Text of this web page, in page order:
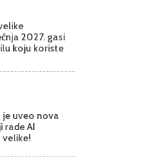
2027. gasi
koju koriste
je uveo nova
rade AI
velike!